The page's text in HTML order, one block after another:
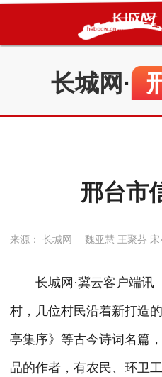
长城网 ·
邢台市
来源： 长城网 魏亚慧 王聚芬 宋
长城网·冀云客户端讯（
村，几位村民沿着新打造
亭集序》等古今诗词名篇
品的作者，有农民、环卫